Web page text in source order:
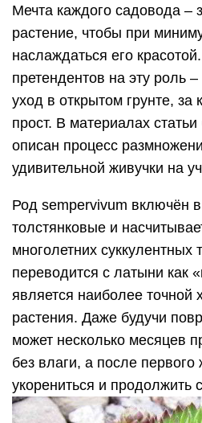
Мечта каждого садовода –
растение, чтобы при
наслаждаться его
претендентов на эту роль
уход в открытом грунте, за
прост. В материалах
описан процесс
удивительной живучки на
Род sempervivum включён
толстянковые и
многолетних
переводится с латыни как
является наиболее точной
растения. Даже будучи
может несколько месяцев
без влаги, а после
укорениться и продолжить